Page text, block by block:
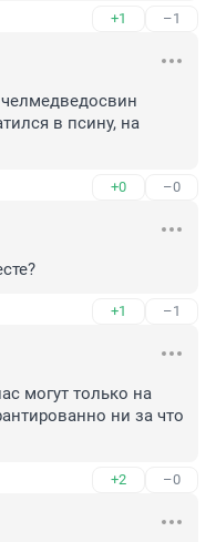
+1 –1
в псину, на
+0 –0
+1 –1
могут только на
ни за что
+2 –0